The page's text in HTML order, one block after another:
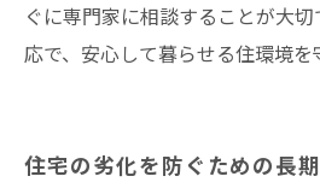
ぐに専門家に相談することが大
応で、安心して暮らせる住環境を
住宅の劣化を防ぐための長